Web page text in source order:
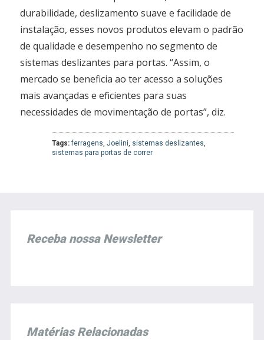
durabilidade, deslizamento suave e facilidade de
instalação, esses novos produtos elevam o padrão
de qualidade e desempenho no segmento de
sistemas deslizantes para portas. “Assim, o
mercado se beneficia ao ter acesso a soluções
mais avançadas e eficientes para suas
necessidades de movimentação de portas”, diz.
Tags: ferragens, Joelini, sistemas deslizantes,
sistemas para portas de correr
Receba nossa Newsletter
Matérias Relacionadas